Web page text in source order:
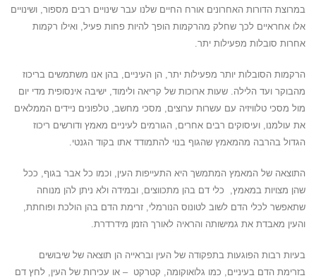
במרוצת הדורות האחרונים אורח החיים שלנו עבר שינויים רבים מספור, ושינויים
אלו אחראיים לכך שחלק מהרקמות הופך להיות פחות פעיל, ואילו רקמות
אחרות סובלות מפעילות יתר.
הרקמות הסובלות יותר מפעילות יתר, הן העיניים, בהן אנו משתמשים בריכוז
מהבוקר ועד הלילה. שעות ארוכות של קריאה ולימוד, ישיבה אינסופית מדי יום
מול מסכי טלוויזיה עם עשרות ערוצים, מסכי מחשב, טלפונים ניידים הממלאים
את עולמנו, ועיסוקים רבים אחרים, הגורמים לעיניים מאמץ ודורשים ריכוז
הגדול בהרבה מהמאמץ שהגוף בנוי להתמודד אתו בקוד הגנטי.
התוצאה של המאמץ המתמשך היא התעייפות העין, וכמו כל אבר בגוף, ככל
שהן מצויות במאמץ, כלי דם בהן מתכווצים, ובמידה ולא ניתן להן מנוחה
שתאפשר לכלי הדם לשוב לטונוס הנורמלי, זרימת הדם בהן הולכת ופוחתת,
והעין מאבדת את גמישותה והראיה לאורך הזמן מידרדרת.
בעיות רבות הפוגעות בתפקודה של העין ובראייה הן תוצאה של שיבושים
בזרימת הדם בעיניים, כמו גלואוקומה, קטרקט – או עכירות של העין, לחץ דם